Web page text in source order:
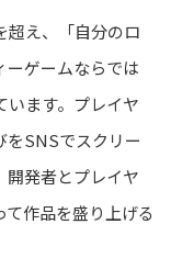
超え、「自分のロ
ーゲームならでは
います。プレイヤ
をSNSでスクリー
開発者とプレイヤ
作品を盛り上げる